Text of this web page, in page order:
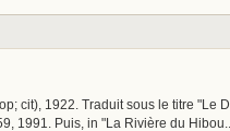
cit), 1922. Traduit sous le titre "Le
1991. Puis, in "La Rivière du